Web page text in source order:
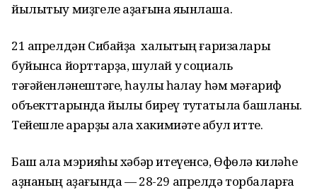
йылытыу миҙгеле аҙағына яҡынлаша.
21 апрелдән Сибайҙа халыҡтың ғаризалары
буйынса йорттарҙа, шулай уҡ социаль
тәғәйенләнештәге, һаулыҡ һаҡлау һәм мәғариф
объекттарында йылы биреү туҡтатыла башланы.
Тейешле ҡарарҙы ҡала хакимиәте ҡабул итте.
Баш ҡала мэрияһы хәбәр итеүенсә, Өфөлә киләһе
аҙнаның аҙағында — 28-29 апрелдә торбаларға